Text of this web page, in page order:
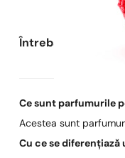
Întrebări frecvente
Ce sunt parfumurile
Acestea sunt
Cu ce se